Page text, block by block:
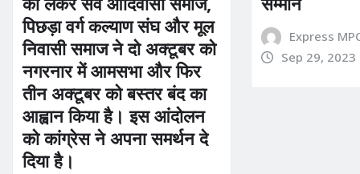
पिछड़ा वर्ग कल्याण संघ और मूल
निवासी समाज ने दो अक्टूबर को
नगरनार में आमसभा और फिर
तीन अक्टूबर को बस्तर बंद का
आह्वान किया है। इस आंदोलन
को कांग्रेस ने अपना समर्थन दे
दिया है।
Express
Sep 29, 2023